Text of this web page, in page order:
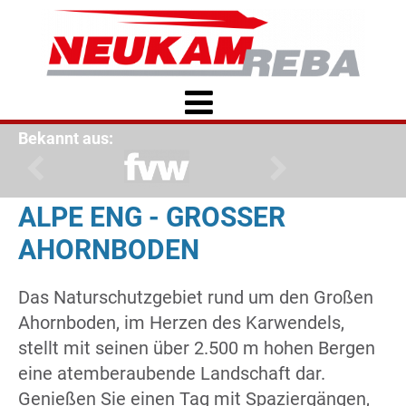
Bekannt aus:
ALPE ENG - GROSSER A
HORNBODEN
Das Naturschutzgebiet rund um den Großen
Ahornboden, im Herzen des Karwendels,
stellt mit seinen über 2.500 m hohen Bergen
eine atemberaubende Landschaft dar.
Genießen Sie einen Tag mit Spaziergängen,